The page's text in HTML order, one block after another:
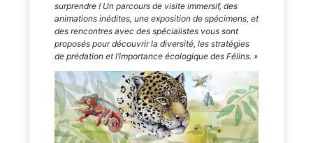
surprendre ! Un parcours de visite immersif, des
animations inédites, une exposition de spécimens, et
des rencontres avec des spécialistes vous sont
proposés pour découvrir la diversité, les stratégies
de prédation et l’importance écologique des Félins. »